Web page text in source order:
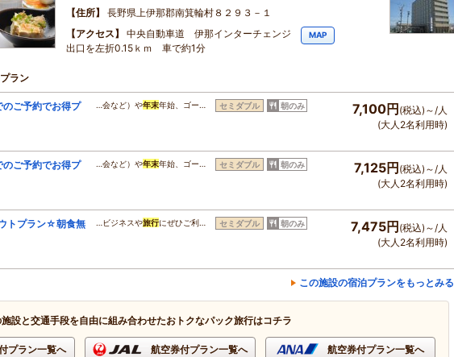
住所
長野県上伊那郡南箕輪村８２９３－１
アクセス
中央自動車道 伊那インターチェンジ
出口を左折0.15ｋｍ 車で約1分
MAP
ラン
のご予約でお得プ
…会など）や年末年始、ゴー… セミダブル 朝のみ 7,100円 (税込)～/人
(大人2名利用時)
のご予約でお得プ
…会など）や年末年始、ゴー… セミダブル 朝のみ 7,125円 (税込)～/人
(大人2名利用時)
トプラン☆朝食無
…ビジネスや旅行にぜひご利… セミダブル 朝のみ 7,475円 (税込)～/人
(大人2名利用時)
この施設の宿泊プランをもっとみる
施設と交通手段を自由に組み合わせたおトクなパック旅行はコチラ
プラン一覧へ 航空券付プラン一覧へ 航空券付プラン一覧へ